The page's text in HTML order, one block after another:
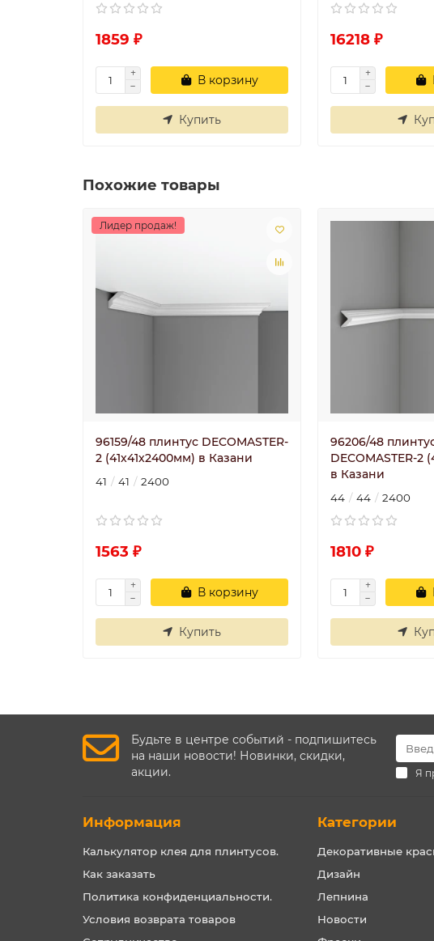
1859 ₽
В корзину
Купить
16218 ₽
Похожие товары
Лидер продаж!
96159/48 плинтус DECOMASTER-
2 (41х41х2400мм) в Казани
41 41 2400
1563 ₽
В корзину
Купить
96206/48
DECOMASTER-2
в Казани
44 44 2400
1810 ₽
Будьте в центре событий - подпишитесь
на наши новости! Новинки, скидки,
акции.
Я
Информация
Калькулятор клея для плинтусов.
Как заказать
Политика конфиденциальности.
Условия возврата товаров
Категории
Декоративные
Дизайн
Лепнина
Новости